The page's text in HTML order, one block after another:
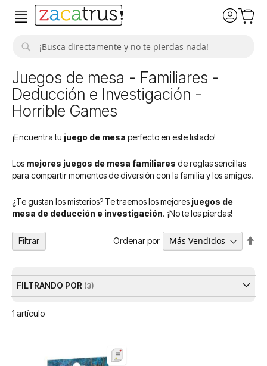
Juegos de mesa - Familiares -
Deducción e Investigación -
Horrible Games
¡Encuentra tu juego de mesa perfecto en este listado!
Los mejores juegos de mesa familiares de reglas sencillas
para compartir momentos de diversión con la familia y los amigos.
¿Te gustan los misterios? Te traemos los mejores juegos de
mesa de deducción e investigación. ¡No te los pierdas!
1 artículo
Ordenar por
Filtrar
FILTRANDO POR